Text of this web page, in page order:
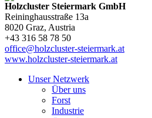
Holzcluster Steiermark GmbH
Reininghausstraße 13a
8020 Graz, Austria
+43 316 58 78 50
office@holzcluster-steiermark.at
www.holzcluster-steiermark.at
Unser Netzwerk
Über uns
Forst
Industrie